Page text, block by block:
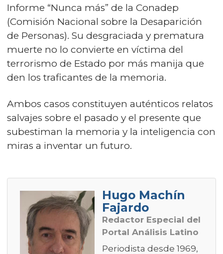
Informe “Nunca más” de la Conadep
(Comisión Nacional sobre la Desaparición
de Personas). Su desgraciada y prematura
muerte no lo convierte en víctima del
terrorismo de Estado por más manija que
den los traficantes de la memoria.
Ambos casos constituyen auténticos relatos
salvajes sobre el pasado y el presente que
subestiman la memoria y la inteligencia con
miras a inventar un futuro.
Hugo Machín
Fajardo
Redactor Especial del
Portal Análisis Latino
Periodista desde 1969,